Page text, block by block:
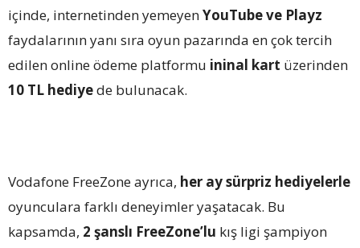
içinde, internetinden yemeyenYouTube ve Playz
faydalarının yanı sıra oyun pazarında en çok tercih
edilen online ödeme platformu ininal kart üzerinden
10 TL hediyede bulunacak.
Vodafone FreeZone ayrıca, her ay sürpriz hediyelerle
oyunculara farklı deneyimler yaşatacak. Bu
kapsamda, 2 şanslı FreeZone’lu kış ligi şampiyon